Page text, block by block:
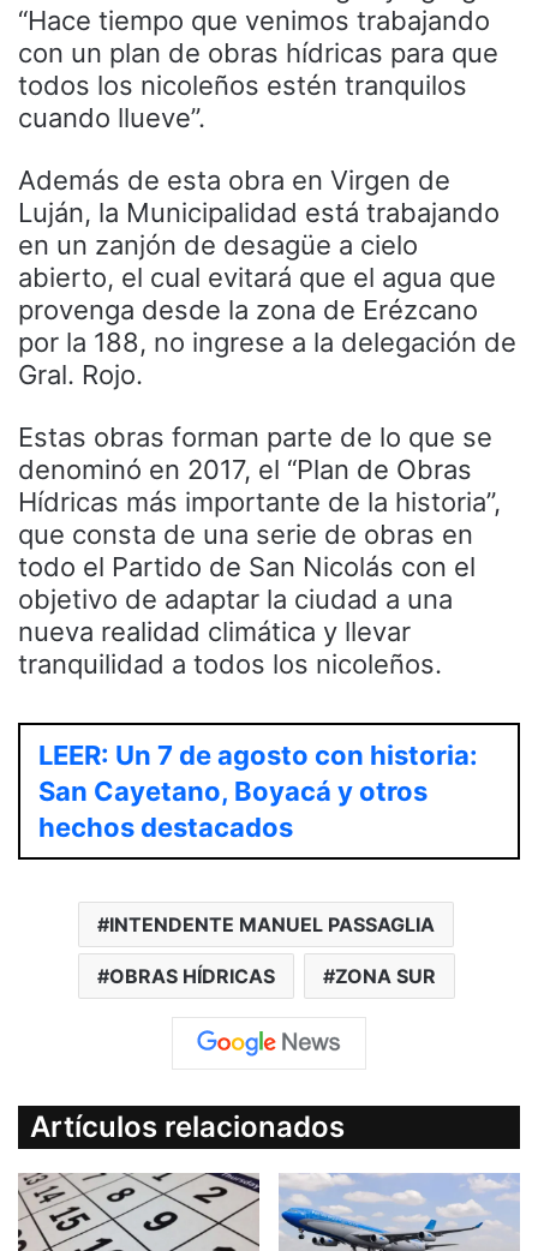
“Hace tiempo que venimos trabajando
con un plan de obras hídricas para que
todos los nicoleños estén tranquilos
cuando llueve”.
Además de esta obra en Virgen de
Luján, la Municipalidad está trabajando
en un zanjón de desagüe a cielo
abierto, el cual evitará que el agua que
provenga desde la zona de Erézcano
por la 188, no ingrese a la delegación de
Gral. Rojo.
Estas obras forman parte de lo que se
denominó en 2017, el “Plan de Obras
Hídricas más importante de la historia”,
que consta de una serie de obras en
todo el Partido de San Nicolás con el
objetivo de adaptar la ciudad a una
nueva realidad climática y llevar
tranquilidad a todos los nicoleños.
LEER: Un 7 de agosto con historia:
San Cayetano, Boyacá y otros
hechos destacados
INTENDENTE MANUEL PASSAGLIA
OBRAS HÍDRICAS ZONA SUR
Artículos relacionados